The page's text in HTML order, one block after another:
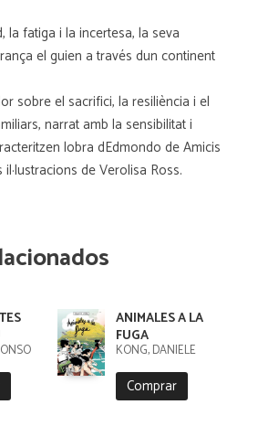
la fatiga i la incertesa, la seva
el guien a través dun continent
sobre el sacrifici, la resiliència i el
narrat amb la sensibilitat i
lobra dEdmondo de Amicis
de Verolisa Ross.
ANIMALES A LA
FUGA
KONG, DANIELE
Comprar